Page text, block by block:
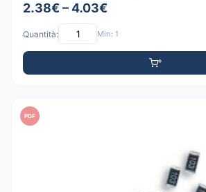
2.38€ – 4.03€
Quantità: Min: 1
PDF